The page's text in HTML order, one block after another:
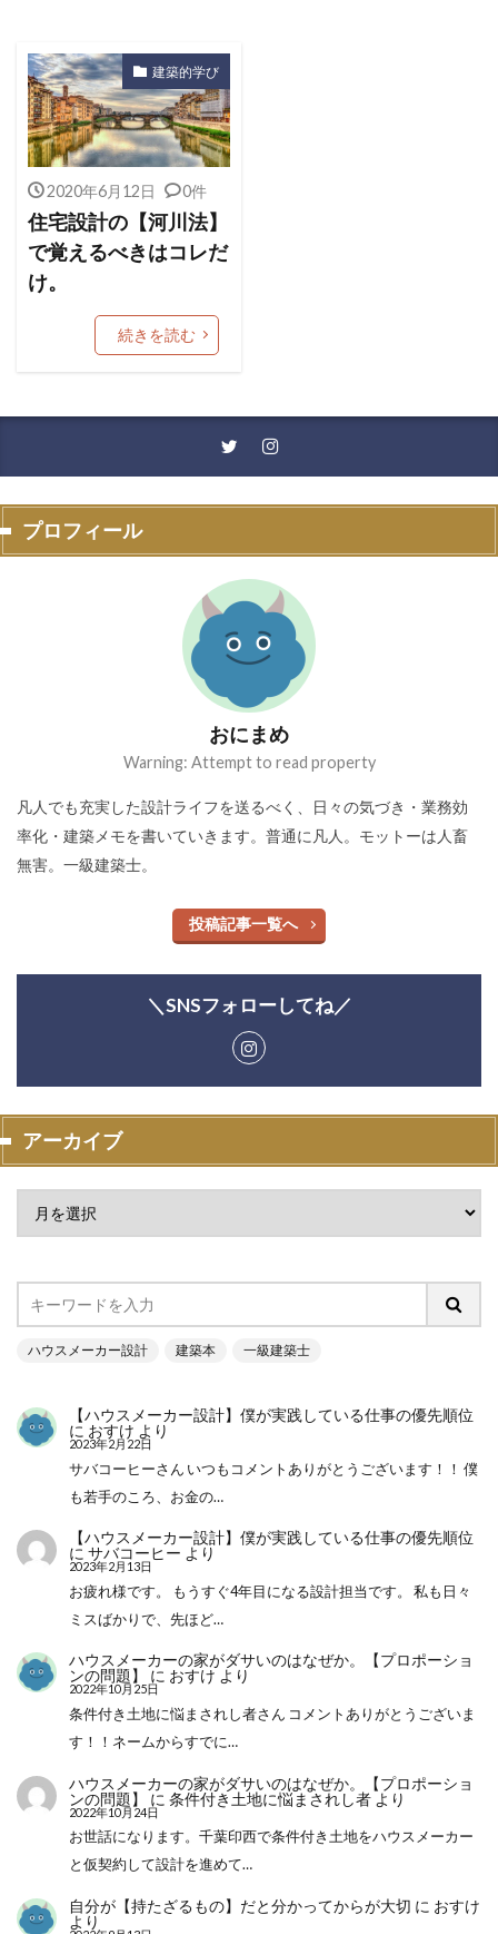
建築的学び
2020年6月12日 0件
住宅設計の【河川法】
で覚えるべきはコレだ
け。
続きを読む
プロフィール
おにまめ
Warning: Attempt to read property
凡人でも充実した設計ライフを送るべく、日々の気づき・業務効
率化・建築メモを書いていきます。普通に凡人。モットーは人畜
無害。一級建築士。
投稿記事一覧へ
＼SNSフォローしてね／
アーカイブ
ハウスメーカー設計 建築本 一級建築士
【ハウスメーカー設計】僕が実践している仕事の優先順位
に おすけ より
2023年2月22日
サバコーヒーさん いつもコメントありがとうございます！！ 僕
も若手のころ、お金の…
【ハウスメーカー設計】僕が実践している仕事の優先順位
に サバコーヒー より
2023年2月13日
お疲れ様です。 もうすぐ4年目になる設計担当です。 私も日々
ミスばかりで、先ほど…
ハウスメーカーの家がダサいのはなぜか。【プロポーショ
ンの問題】
に おすけ より
2022年10月25日
条件付き土地に悩まされし者さん コメントありがとうございま
す！！ネームからすでに…
ハウスメーカーの家がダサいのはなぜか。【プロポーショ
ンの問題】
に 条件付き土地に悩まされし者より
2022年10月24日
お世話になります。千葉印西で条件付き土地をハウスメーカー
と仮契約して設計を進めて…
自分が【持たざるもの】だと分かってからが大切 に おすけ
より